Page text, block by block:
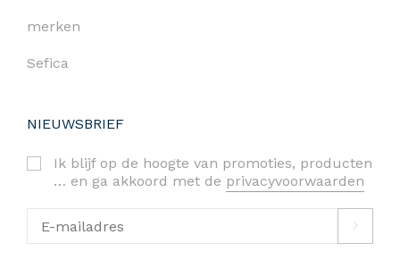
merken
Sefica
NIEUWSBRIEF
Ik blijf op de hoogte van promoties, producten
… en ga akkoord met de privacyvoorwaarden